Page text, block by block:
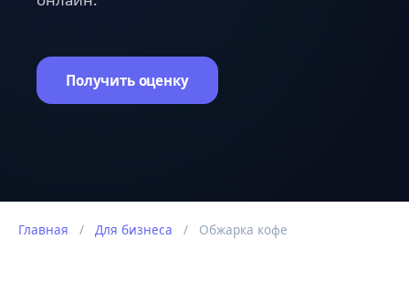
Получить оценку
Главная / Для бизнеса / Обжарка кофе